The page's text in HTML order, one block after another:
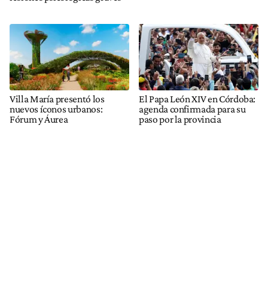
Villa María presentó los
nuevos íconos urbanos:
Fórum y Áurea
El Papa León XIV en Córdoba:
agenda confirmada para su
paso por la provincia